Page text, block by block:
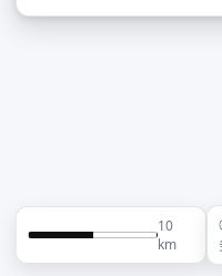
10
km